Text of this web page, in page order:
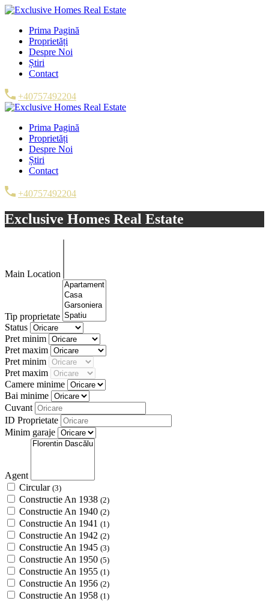
Prima Pagină
Proprietăți
Despre Noi
Știri
Contact
+40757492204
Prima Pagină
Proprietăți
Despre Noi
Știri
Contact
+40757492204
Exclusive Homes Real Estate
Main Location
Tip proprietate
Status
Pret minim
Pret maxim
Pret minim
Pret maxim
Camere minime
Bai minime
Cuvant
ID Proprietate
Minim garaje
Agent
Circular (3)
Constructie An 1938 (2)
Constructie An 1940 (2)
Constructie An 1941 (1)
Constructie An 1942 (2)
Constructie An 1945 (3)
Constructie An 1950 (5)
Constructie An 1955 (1)
Constructie An 1956 (2)
Constructie An 1958 (1)